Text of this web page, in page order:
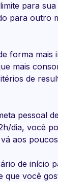
para
para outro
forma mais
mais
de
pessoal
dia, você
aos
de início
que você